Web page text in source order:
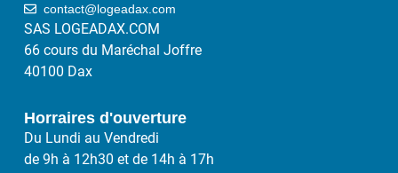
contact@logeadax.com
SAS LOGEADAX.COM
66 cours du Maréchal Joffre
40100 Dax
Horraires d'ouverture
Du Lundi au Vendredi
de 9h à 12h30 et de 14h à 17h